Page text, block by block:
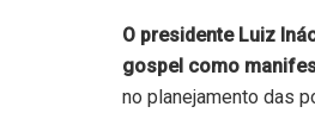
O presidente Luiz
gospel como
no planejamento das